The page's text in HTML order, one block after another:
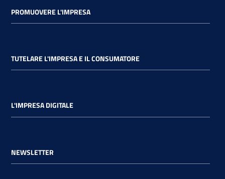
PROMUOVERE L'IMPRESA
TUTELARE L'IMPRESA E IL CONSUMATORE
L'IMPRESA DIGITALE
NEWSLETTER